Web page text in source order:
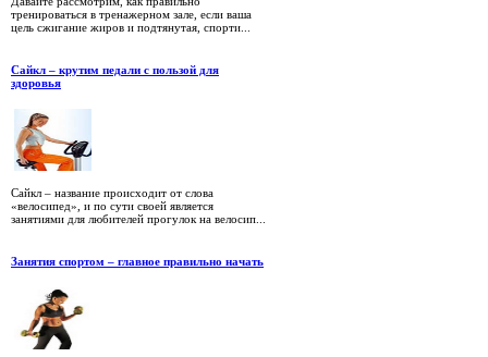
тренироваться в тренажерном зале, если ваша
цель сжигание жиров и подтянутая, спорти...
Сайкл – крутим педали с пользой для
здоровья
Сайкл – название происходит от слова
«велосипед», и по сути своей является
занятиями для любителей прогулок на велосип...
Занятия спортом – главное правильно начать